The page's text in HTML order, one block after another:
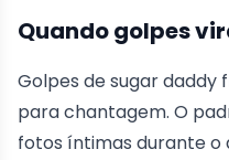
Quando golpes
Golpes de sugar
para chantagem. O
fotos íntimas durante o